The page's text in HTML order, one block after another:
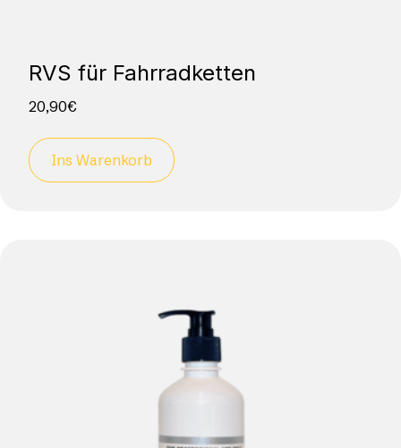
RVS für Fahrradketten
20,90€
Ins Warenkorb